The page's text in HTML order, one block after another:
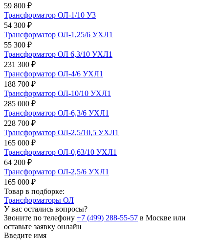
59 800 ₽
Трансформатор ОЛ-1/10 У3
54 300 ₽
Трансформатор ОЛ-1,25/6 УХЛ1
55 300 ₽
Трансформатор ОЛ 6,3/10 УХЛ1
231 300 ₽
Трансформатор ОЛ-4/6 УХЛ1
188 700 ₽
Трансформатор ОЛ-10/10 УХЛ1
285 000 ₽
Трансформатор ОЛ-6,3/6 УХЛ1
228 700 ₽
Трансформатор ОЛ-2,5/10,5 УХЛ1
165 000 ₽
Трансформатор ОЛ-0,63/10 УХЛ1
64 200 ₽
Трансформатор ОЛ-2,5/6 УХЛ1
165 000 ₽
Товар в подборке:
Трансформаторы ОЛ
У вас остались вопросы?
Звоните по телефону +7 (499) 288-55-57 в Москве или
оставьте заявку онлайн
Введите имя